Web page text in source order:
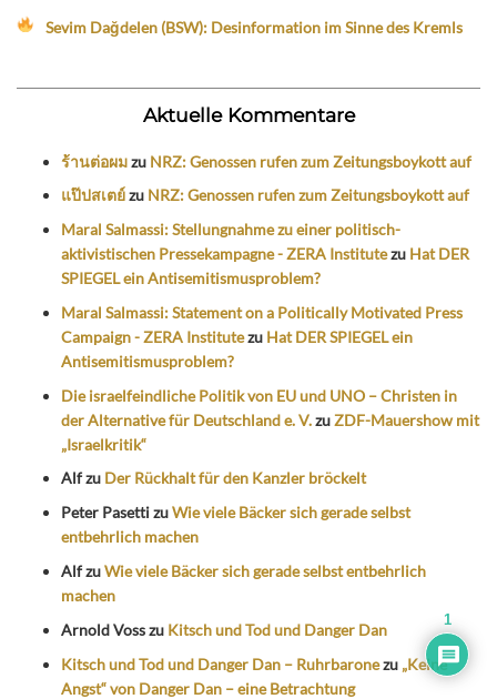
Sevim Dağdelen (BSW): Desinformation im Sinne des Kremls
Aktuelle Kommentare
ร้านต่อผมzu NRZ: Genossen rufen zum Zeitungsboykott auf
แป๊ปสเตย์zu NRZ: Genossen rufen zum Zeitungsboykott auf
Maral Salmassi: Stellungnahme zu einer politisch-
aktivistischen Pressekampagne - ZERA Institutezu Hat DER
SPIEGEL ein Antisemitismusproblem?
Maral Salmassi: Statement on a Politically Motivated Press
Campaign - ZERA Institutezu Hat DER SPIEGEL ein
Antisemitismusproblem?
Die israelfeindliche Politik von EU und UNO – Christen in
der Alternative für Deutschland e. V.zuZDF-Mauershow mit
„Israelkritik“
Alfzu Der Rückhalt für den Kanzler bröckelt
Peter PasettizuWie viele Bäcker sich gerade selbst
entbehrlich machen
AlfzuWie viele Bäcker sich gerade selbst entbehrlich
machen
Arnold Vosszu Kitsch und Tod und Danger Dan
Kitsch und Tod und Danger Dan – Ruhrbaronezu „Keine
Angst“ von Danger Dan – eine Betrachtung
1